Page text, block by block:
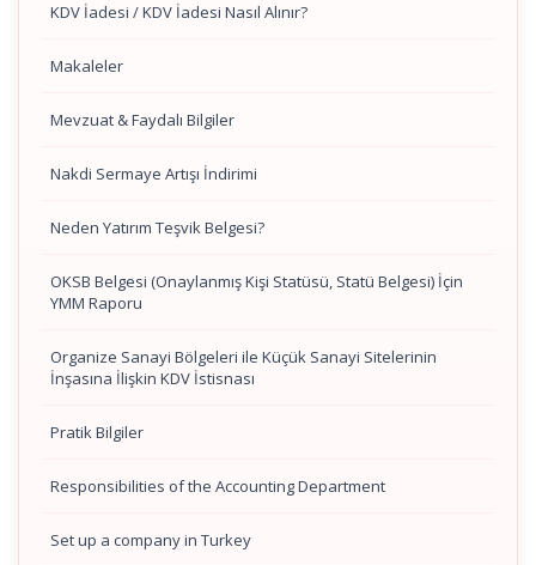
KDV İadesi / KDV İadesi Nasıl Alınır?
Makaleler
Mevzuat & Faydalı Bilgiler
Nakdi Sermaye Artışı İndirimi
Neden Yatırım Teşvik Belgesi?
OKSB Belgesi (Onaylanmış Kişi Statüsü, Statü Belgesi) İçin
YMM Raporu
Organize Sanayi Bölgeleri ile Küçük Sanayi Sitelerinin
İnşasına İlişkin KDV İstisnası
Pratik Bilgiler
Responsibilities of the Accounting Department
Set up a company in Turkey